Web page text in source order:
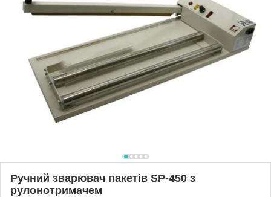
Ручний зварювач пакетів SP-450 з
рулонотримачем